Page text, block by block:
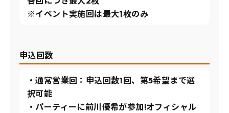
※イベント実施回は最大1枚のみ
申込回数
・通常営業回：申込回数1回、第5希望まで選
択可能
・パーティーに前川優希が参加!オフィシャル